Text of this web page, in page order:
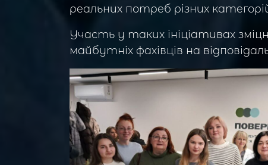
реальних потреб різних
Участь у таких ініціативах
майбутніх фахівців на